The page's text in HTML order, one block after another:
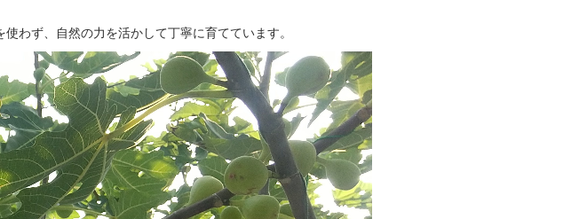
わず、自然の力を活かして丁寧に育てています。